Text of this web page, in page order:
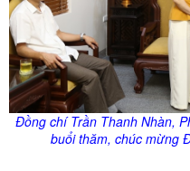
Đồng chí Trần Thanh Nhàn,
buổi thăm, chúc mừng